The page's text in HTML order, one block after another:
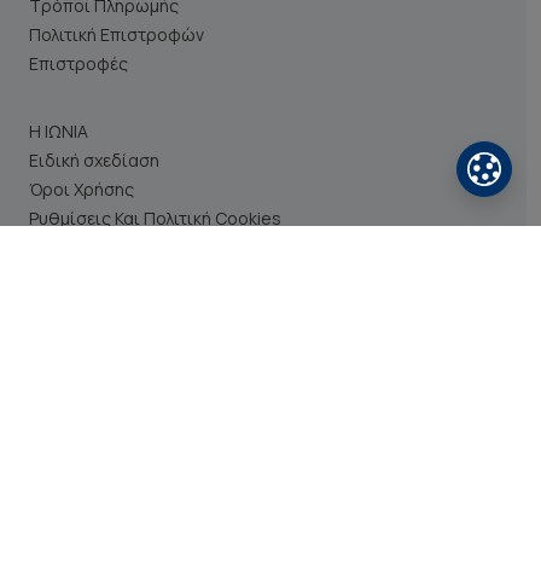
Τρόποι Πληρωμής
Πολιτική Επιστροφών
Επιστροφές
Η ΙΩΝΙΑ
Ειδική σχεδίαση
Όροι Χρήσης
Ρυθμίσεις Και Πολιτική Cookies